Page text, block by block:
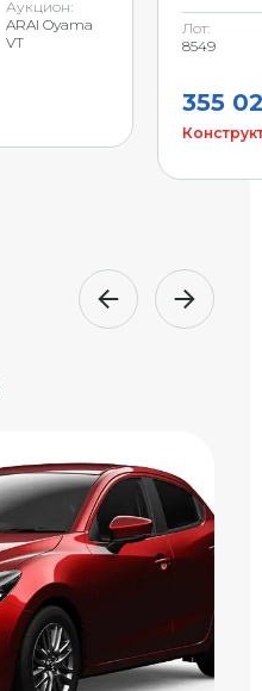
Аукцион:
ARAI Oyama
VT
Лот:
8549
355